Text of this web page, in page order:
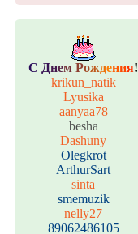
С Днем Рождения!
krikun_natik
Lyusika
aanyaa78
besha
Dashuny
Olegkrot
ArthurSart
sinta
smemuzik
nelly27
89062486105